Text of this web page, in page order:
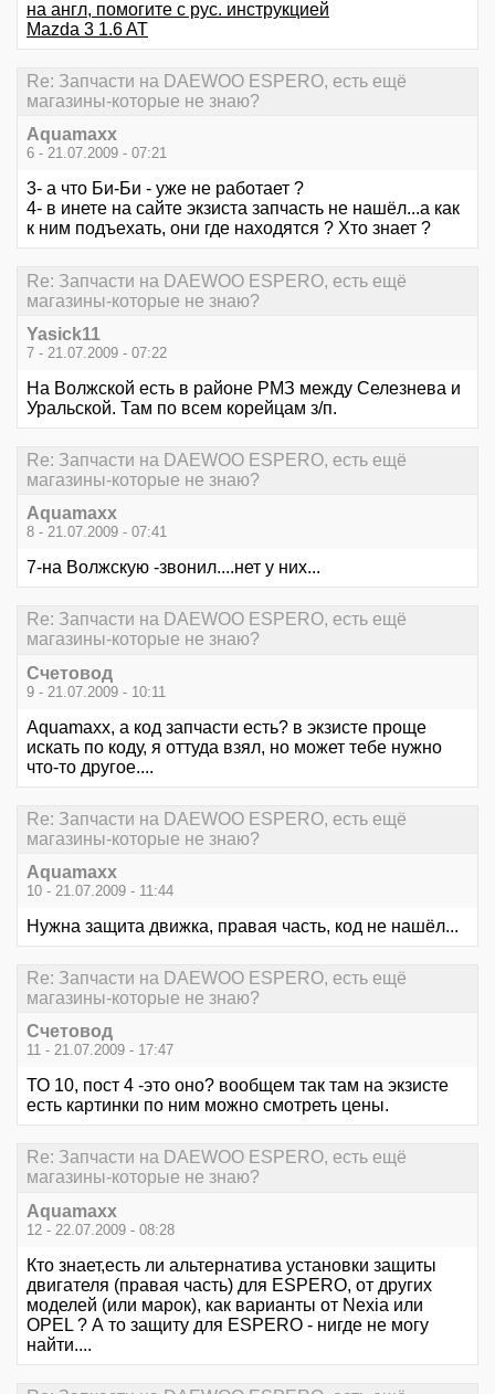
на англ, помогите с рус. инструкцией
Mazda 3 1.6 AT
Re: Запчасти на DAEWOO ESPERO, есть ещё
магазины-которые не знаю?
Aquamaxx
6 - 21.07.2009 - 07:21
3- а что Би-Би - уже не работает ?
4- в инете на сайте экзиста запчасть не нашёл...а как
к ним подъехать, они где находятся ? Хто знает ?
Re: Запчасти на DAEWOO ESPERO, есть ещё
магазины-которые не знаю?
Yasick11
7 - 21.07.2009 - 07:22
На Волжской есть в районе РМЗ между Селезнева и
Уральской. Там по всем корейцам з/п.
Re: Запчасти на DAEWOO ESPERO, есть ещё
магазины-которые не знаю?
Aquamaxx
8 - 21.07.2009 - 07:41
7-на Волжскую -звонил....нет у них...
Re: Запчасти на DAEWOO ESPERO, есть ещё
магазины-которые не знаю?
Счетовод
9 - 21.07.2009 - 10:11
Aquamaxx, а код запчасти есть? в экзисте проще
искать по коду, я оттуда взял, но может тебе нужно
что-то другое....
Re: Запчасти на DAEWOO ESPERO, есть ещё
магазины-которые не знаю?
Aquamaxx
10 - 21.07.2009 - 11:44
Нужна защита движка, правая часть, код не нашёл...
Re: Запчасти на DAEWOO ESPERO, есть ещё
магазины-которые не знаю?
Счетовод
11 - 21.07.2009 - 17:47
ТО 10, пост 4 -это оно? вообщем так там на экзисте
есть картинки по ним можно смотреть цены.
Re: Запчасти на DAEWOO ESPERO, есть ещё
магазины-которые не знаю?
Aquamaxx
12 - 22.07.2009 - 08:28
Кто знает,есть ли альтернатива установки защиты
двигателя (правая часть) для ESPERO, от других
моделей (или марок), как варианты от Nexia или
OPEL ? А то защиту для ESPERO - нигде не могу
найти....